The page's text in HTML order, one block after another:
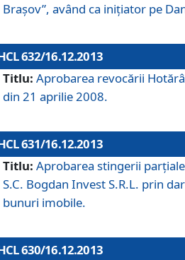
Braşov”, având ca iniţiator pe
632/16.12.2013
Titlu: Aprobarea revocării
din 21 aprilie 2008.
631/16.12.2013
Titlu: Aprobarea stingerii
S.C. Bogdan Invest S.R.L. prin
bunuri imobile.
630/16.12.2013